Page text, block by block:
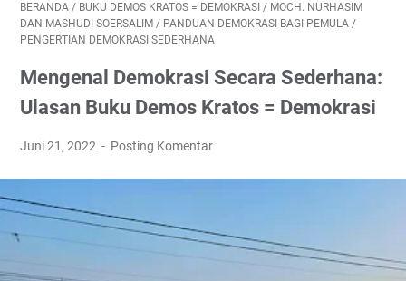
BERANDA / BUKU DEMOS KRATOS = DEMOKRASI / MOCH. NURHASIM
DAN MASHUDI SOERSALIM / PANDUAN DEMOKRASI BAGI PEMULA /
PENGERTIAN DEMOKRASI SEDERHANA
Mengenal Demokrasi Secara Sederhana:
Ulasan Buku Demos Kratos = Demokrasi
Juni 21, 2022 Posting Komentar